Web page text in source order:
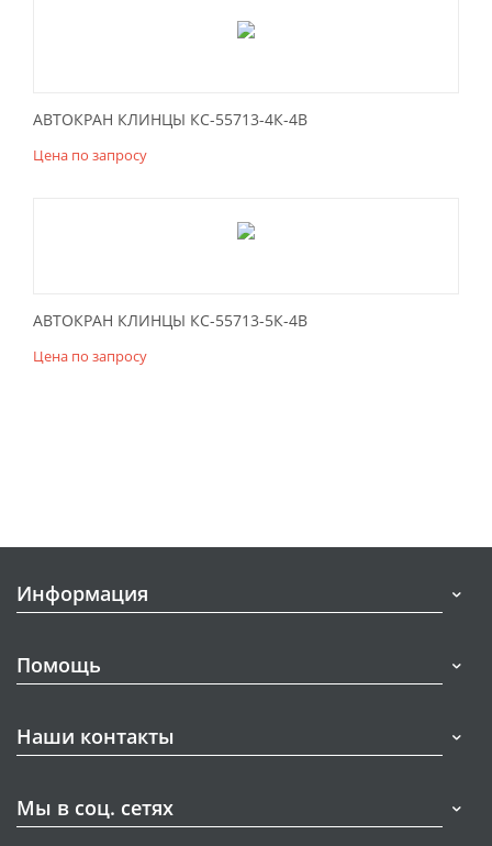
АВТОКРАН КЛИНЦЫ КС-55713-4К-4В
Цена по запросу
АВТОКРАН КЛИНЦЫ КС-55713-5К-4В
Цена по запросу
Информация
Помощь
Наши контакты
Мы в соц. сетях